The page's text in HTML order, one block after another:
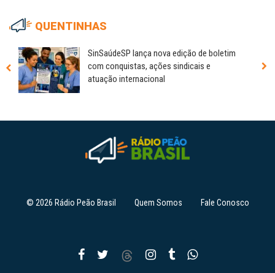
QUENTINHAS
SinSaúdeSP lança nova edição de boletim
com conquistas, ações sindicais e
atuação internacional
© 2026 Rádio Peão Brasil Quem Somos Fale Conosco